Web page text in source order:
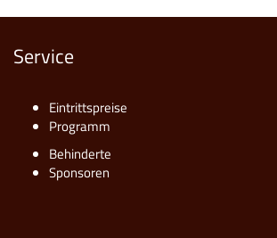
Service
Eintrittspreise
Programm
Behinderte
Sponsoren